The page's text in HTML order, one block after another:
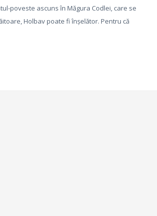
poveste ascuns în Măgura Codlei, care se
Holbav poate fi înșelător. Pentru că